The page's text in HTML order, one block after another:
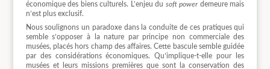
économique des biens culturels. L’enjeu du soft powerdemeure mais
n’est plus exclusif.
Nous soulignons un paradoxe dans la conduite de ces pratiques qui
semble s’opposer à la nature par principe non commerciale des
musées, placés hors champ des affaires. Cette bascule semble guidée
par des considérations économiques. Qu’implique-t-elle pour les
musées et leurs missions premières que sont la conservation des